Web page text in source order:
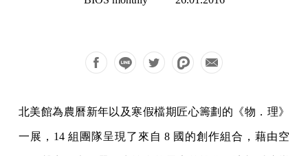
北美館為農曆新年以及寒假檔期匠心籌劃的《物．理》
一展，14 組團隊呈現了來自 8 國的創作組合，藉由空